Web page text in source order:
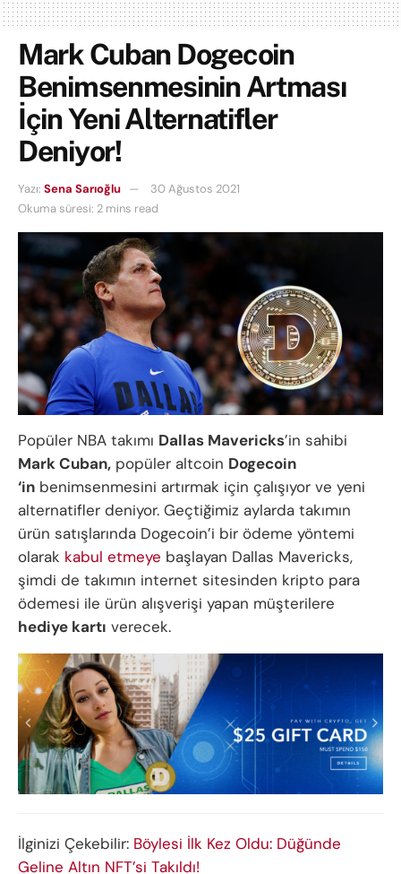
Mark Cuban Dogecoin
Benimsenmesinin Artması
İçin Yeni Alternatifler
Deniyor!
Yazı: Sena Sarıoğlu
30 Ağustos 2021
Okuma süresi: 2 mins read
Popüler NBA takımı Dallas Mavericks’in sahibi
Mark Cuban, popüler altcoin Dogecoin
‘in benimsenmesini artırmak için çalışıyor ve yeni
alternatifler deniyor. Geçtiğimiz aylarda takımın
ürün satışlarında Dogecoin’i bir ödeme yöntemi
olarak kabul etmeye başlayan Dallas Mavericks,
şimdi de takımın internet sitesinden kripto para
ödemesi ile ürün alışverişi yapan müşterilere
hediye kartı verecek.
İlginizi Çekebilir: Böylesi İlk Kez Oldu: Düğünde
Geline Altın NFT’si Takıldı!